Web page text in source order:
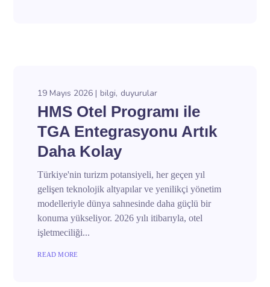
19 Mayıs 2026 bilgi duyurular
HMS Otel Programı ile
TGA Entegrasyonu Artık
Daha Kolay
Türkiye'nin turizm potansiyeli, her geçen yıl
gelişen teknolojik altyapılar ve yenilikçi yönetim
modelleriyle dünya sahnesinde daha güçlü bir
konuma yükseliyor. 2026 yılı itibarıyla, otel
işletmeciliği...
READ MORE